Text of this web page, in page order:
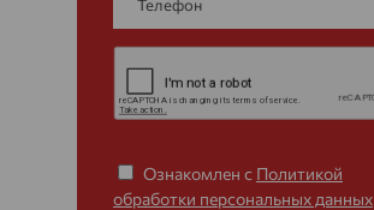
Ознакомлен с Политикой
обработки персональных данных